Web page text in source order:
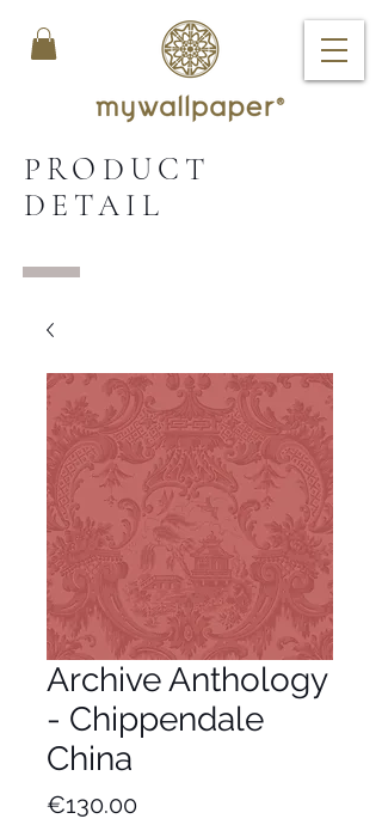
PRODUCT
DETAIL
Archive Anthology
- Chippendale
China
€130.00Price